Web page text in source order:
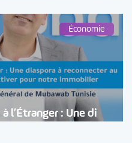
Économie
l’Étranger : Une di